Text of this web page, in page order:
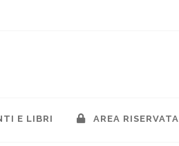
E LIBRI AREA RISERVATA